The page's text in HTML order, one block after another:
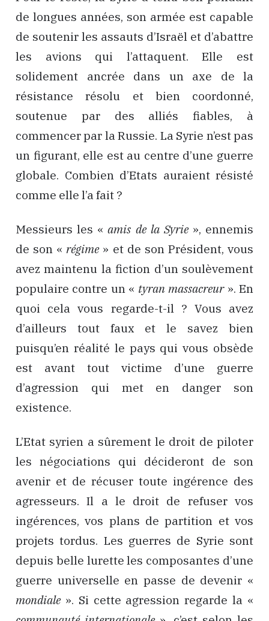
de longues années, son armée est capable
de soutenir les assauts d’Israël et d’abattre
les avions qui l’attaquent. Elle est
solidement ancrée dans un axe de la
résistance résolu et bien coordonné,
soutenue par des alliés fiables, à
commencer par la Russie. La Syrie n’est pas
un figurant, elle est au centre d’une guerre
globale. Combien d’Etats auraient résisté
comme elle l’a fait ?
Messieurs les «amis de la Syrie», ennemis
de son «régime » et de son Président, vous
avez maintenu la fiction d’un soulèvement
populaire contre un « tyran massacreur». En
quoi cela vous regarde-t-il ? Vous avez
d’ailleurs tout faux et le savez bien
puisqu’en réalité le pays qui vous obsède
est avant tout victime d’une guerre
d’agression qui met en danger son
existence.
L’Etat syrien a sûrement le droit de piloter
les négociations qui décideront de son
avenir et de récuser toute ingérence des
agresseurs. Il a le droit de refuser vos
ingérences, vos plans de partition et vos
projets tordus. Les guerres de Syrie sont
depuis belle lurette les composantes d’une
guerre universelle en passe de devenir «
mondiale ». Si cette agression regarde la «